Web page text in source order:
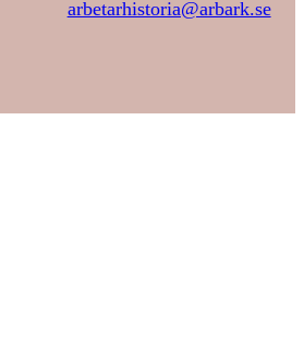
arbetarhistoria@arbark.se